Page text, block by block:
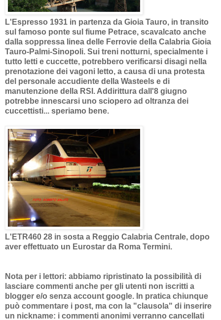
L'Espresso 1931 in partenza da Gioia Tauro, in transito
sul famoso ponte sul fiume Petrace, scavalcato anche
dalla soppressa linea delle Ferrovie della Calabria Gioia
Tauro-Palmi-Sinopoli. Sui treni notturni, specialmente i
tutto letti e cuccette, potrebbero verificarsi disagi nella
prenotazione dei vagoni letto, a causa di una protesta
del personale accudiente della Wasteels e di
manutenzione della RSI. Addirittura dall'8 giugno
potrebbe innescarsi uno sciopero ad oltranza dei
cuccettisti... speriamo bene.
L'ETR460 28 in sosta a Reggio Calabria Centrale, dopo
aver effettuato un Eurostar da Roma Termini.
Nota per i lettori: abbiamo ripristinato la possibilità di
lasciare commenti anche per gli utenti non iscritti a
blogger e/o senza account google. In pratica chiunque
può commentare i post, ma con la "clausola" di inserire
un nickname: i commenti anonimi verranno cancellati